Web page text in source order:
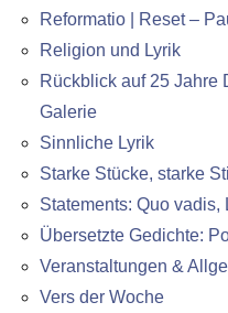
Reformatio | Reset –
Religion und Lyrik
Rückblick auf 25 Jahre
Galerie
Sinnliche Lyrik
Starke Stücke, starke
Statements: Quo vadis,
Übersetzte Gedichte:
Veranstaltungen &
Vers der Woche